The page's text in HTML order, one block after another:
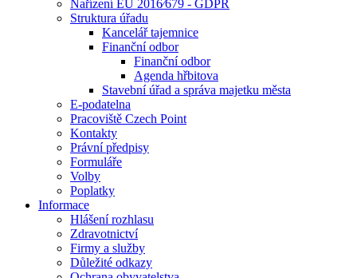
Nařízení EU 2016⁄679 - GDPR
Struktura úřadu
Kancelář tajemnice
Finanční odbor
Finanční odbor
Agenda hřbitova
Stavební úřad a správa majetku města
E-podatelna
Pracoviště Czech Point
Kontakty
Právní předpisy
Formuláře
Volby
Poplatky
Informace
Hlášení rozhlasu
Zdravotnictví
Firmy a služby
Důležité odkazy